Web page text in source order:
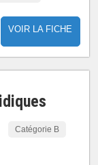
VOIR LA FICHE
Catégorie B